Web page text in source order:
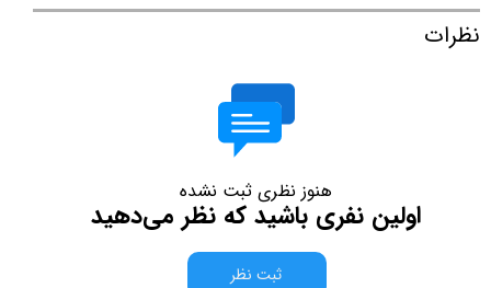
نظرات
هنوز نظری ثبت نشده
اولین نفری باشید که نظر می‌دهید
ثبت نظر